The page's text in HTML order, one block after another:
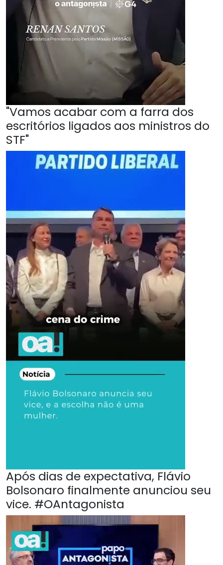
"Vamos acabar com a farra dos
escritórios ligados aos ministros do
STF"
Após dias de expectativa, Flávio
Bolsonaro finalmente anunciou seu
vice. #OAntagonista